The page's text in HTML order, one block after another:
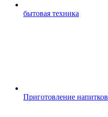
бытовая техника
Приготовление напитков